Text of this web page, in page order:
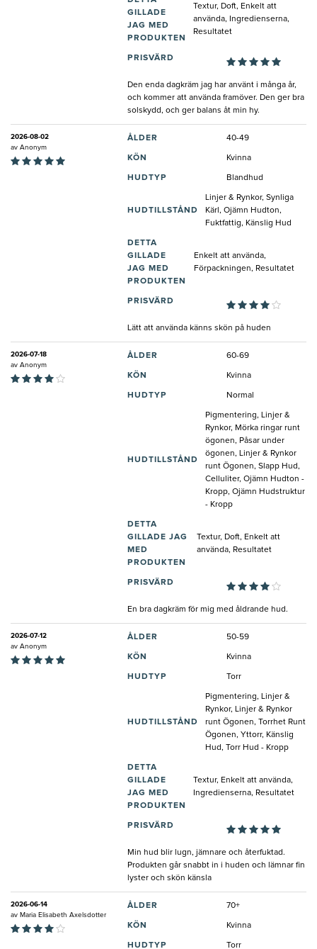
GILLADE
JAG MED
PRODUKTEN
Textur, Doft, Enkelt att
använda, Ingredienserna,
Resultatet
PRISVÄRD
Den enda dagkräm jag har använt i många år,
och kommer att använda framöver. Den ger bra
solskydd, och ger balans åt min hy.
2026-08-02
av Anonym
ÅLDER 40-49
KÖN Kvinna
HUDTYP Blandhud
HUDTILLSTÅND
Linjer & Rynkor, Synliga
Kärl, Ojämn Hudton,
Fuktfattig, Känslig Hud
DETTA
GILLADE
JAG MED
PRODUKTEN
Enkelt att använda,
Förpackningen, Resultatet
PRISVÄRD
Lätt att använda känns skön på huden
2026-07-18
av Anonym
ÅLDER 60-69
KÖN Kvinna
HUDTYP Normal
HUDTILLSTÅND
Pigmentering, Linjer &
Rynkor, Mörka ringar runt
ögonen, Påsar under
ögonen, Linjer & Rynkor
runt Ögonen, Slapp Hud,
Celluliter, Ojämn Hudton -
Kropp, Ojämn Hudstruktur
- Kropp
DETTA
GILLADE JAG
MED
PRODUKTEN
Textur, Doft, Enkelt att
använda, Resultatet
PRISVÄRD
En bra dagkräm för mig med åldrande hud.
2026-07-12
av Anonym
ÅLDER 50-59
KÖN Kvinna
HUDTYP Torr
HUDTILLSTÅND
Pigmentering, Linjer &
Rynkor, Linjer & Rynkor
runt Ögonen, Torrhet Runt
Ögonen, Yttorr, Känslig
Hud, Torr Hud - Kropp
DETTA
GILLADE
JAG MED
PRODUKTEN
Textur, Enkelt att använda,
Ingredienserna, Resultatet
PRISVÄRD
Min hud blir lugn, jämnare och återfuktad.
Produkten går snabbt in i huden och lämnar fin
lyster och skön känsla
2026-06-14
av Maria Elisabeth Axelsdotter
ÅLDER 70+
KÖN Kvinna
HUDTYP Torr